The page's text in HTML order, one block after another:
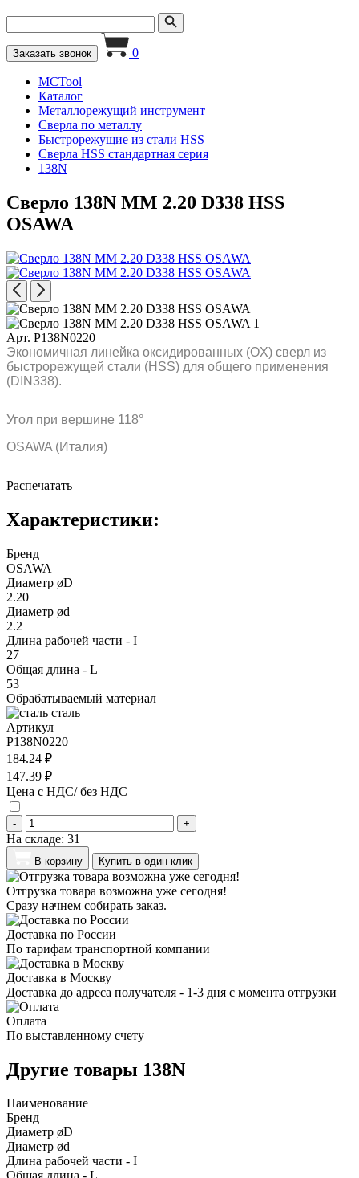
Заказать звонок 0
MCTool
Каталог
Металлорежущий инструмент
Сверла по металлу
Быстрорежущие из стали HSS
Сверла HSS стандартная серия
138N
Сверло 138N MM 2.20 D338 HSS
OSAWA
Арт. P138N0220
Экономичная линейка оксидированных (OX) сверл из
быстрорежущей стали (HSS) для общего применения
(DIN338).
Угол при вершине 118°
OSAWA (Италия)
Распечатать
Характеристики:
Бренд
OSAWA
Диаметр øD
2.20
Диаметр ød
2.2
Длина рабочей части - I
27
Общая длина - L
53
Обрабатываемый материал
сталь
Артикул
P138N0220
184.24 ₽
147.39 ₽
Цена с НДС/ без НДС
- +
На складе: 31
В корзину Купить в один клик
Отгрузка товара возможна уже сегодня!
Сразу начнем собирать заказ.
Доставка по России
По тарифам транспортной компании
Доставка в Москву
Доставка до адреса получателя - 1-3 дня с момента отгрузки
Оплата
По выставленному счету
Другие товары 138N
Наименование
Бренд
Диаметр øD
Диаметр ød
Длина рабочей части - I